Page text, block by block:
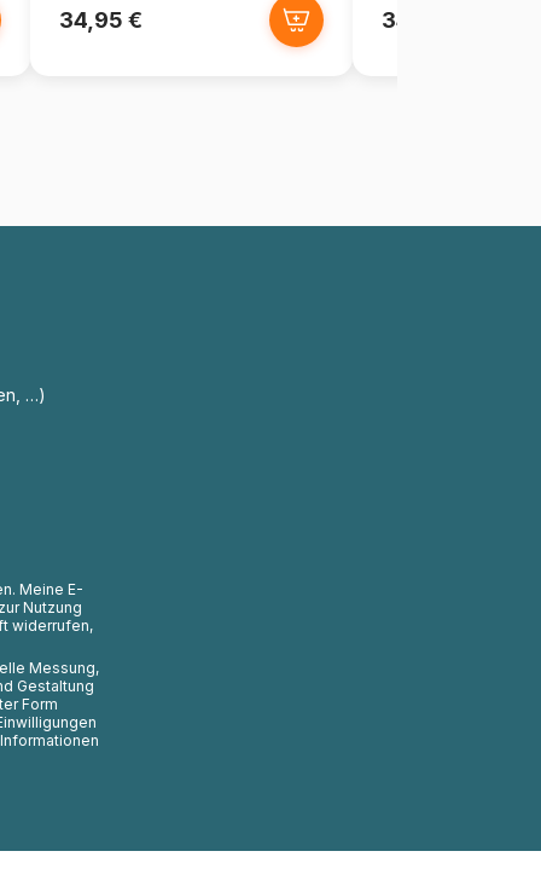
34,95 € 34,95 €
…)
Meine E-
Nutzung
widerrufen,
Messung,
Gestaltung
Form